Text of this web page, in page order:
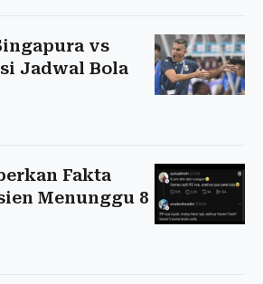
vs
Jadwal Bola
Fakta
Menunggu 8